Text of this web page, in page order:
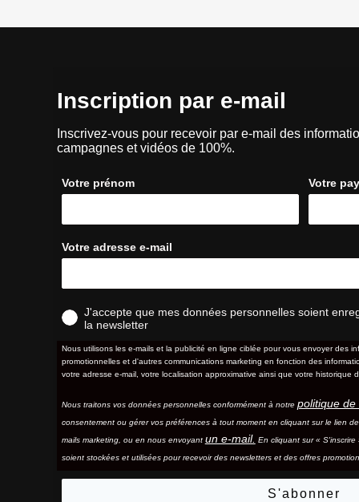
Inscription par e-mail
Inscrivez-vous pour recevoir par e-mail des
campagnes et vidéos de 100%.
Votre prénom Votre
Votre adresse e-mail
J'accepte que mes données personnelles soient
la newsletter
Nous utilisons les e-mails et la publicité en ligne ciblée pour vous envoyer des
promotionnelles et d'autres communications marketing en fonction des
votre adresse e-mail, votre localisation approximative ainsi que votre historique
Nous traitons vos données personnelles conformément à notre politique de
consentement ou gérer vos préférences à tout moment en cliquant sur le lien
mails marketing, ou en nous envoyant un e-mail. En cliquant sur «
soient stockées et utilisées pour recevoir des newsletters et des offres
S'abonner